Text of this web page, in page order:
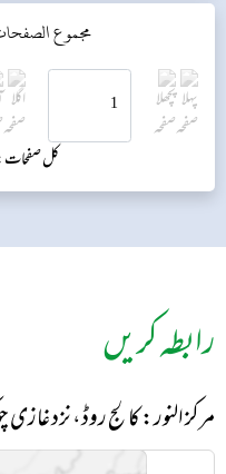
مجموع الصفحات:
کل صفحات:
رابطہ کریں
مرکز النور: کالج روڈ، نزد